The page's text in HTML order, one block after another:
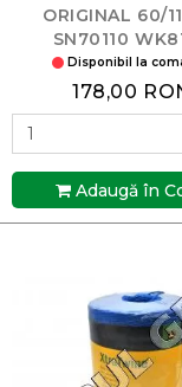
ORIGINAL 60/
SN70110
Disponibil la
178,00
Adaugă în